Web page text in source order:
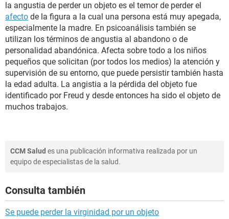
la angustia de perder un objeto es el temor de perder el
afecto de la figura a la cual una persona está muy apegada,
especialmente la madre. En psicoanálisis también se
utilizan los términos de angustia al abandono o de
personalidad abandónica. Afecta sobre todo a los niños
pequeños que solicitan (por todos los medios) la atención y
supervisión de su entorno, que puede persistir también hasta
la edad adulta. La angistia a la pérdida del objeto fue
identificado por Freud y desde entonces ha sido el objeto de
muchos trabajos.
CCM Salud es una publicación informativa realizada por un
equipo de especialistas de la salud.
Consulta también
Se puede perder la virginidad por un objeto